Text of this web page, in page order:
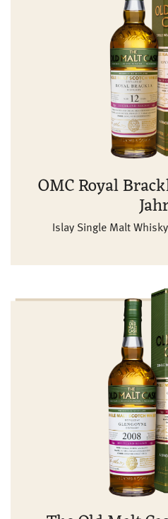
OMC Royal
Islay Single Malt